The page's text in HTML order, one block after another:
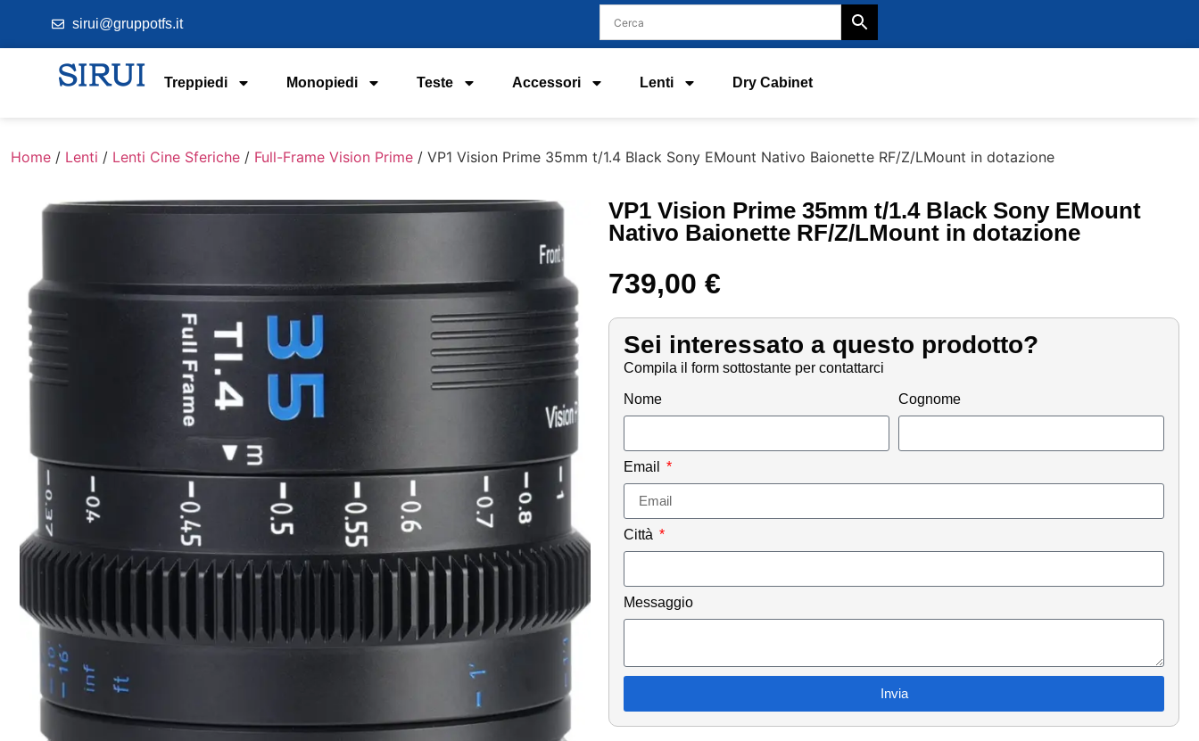
sirui@gruppotfs.it
Treppiedi Monopiedi Teste Accessori Lenti Dry Cabinet
Home / Lenti / Lenti Cine Sferiche / Full-Frame Vision Prime / VP1 Vision Prime 35mm t/1.4 Black Sony EMount Nativo Baionette RF/Z/LMount in dotazione
VP1 Vision Prime 35mm t/1.4 Black Sony EMount
Nativo Baionette RF/Z/LMount in dotazione
739,00 €
Sei interessato a questo prodotto?
Compila il form sottostante per contattarci
Nome Cognome
Email
Città
Messaggio
Invia